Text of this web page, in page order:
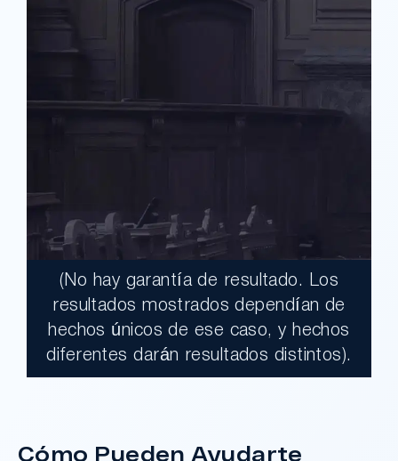
$17,900,000.00
Un jurado declaró al Condado de Los
(No hay garantía de resultado. Los
resultados mostrados dependían de
hechos únicos de ese caso, y hechos
diferentes darán resultados distintos).
Cómo Pueden Ayudarte